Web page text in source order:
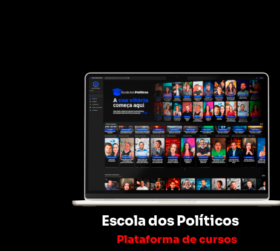
Escola dos Políticos
Plataforma de cursos